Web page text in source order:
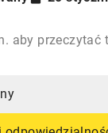
aby przeczytać